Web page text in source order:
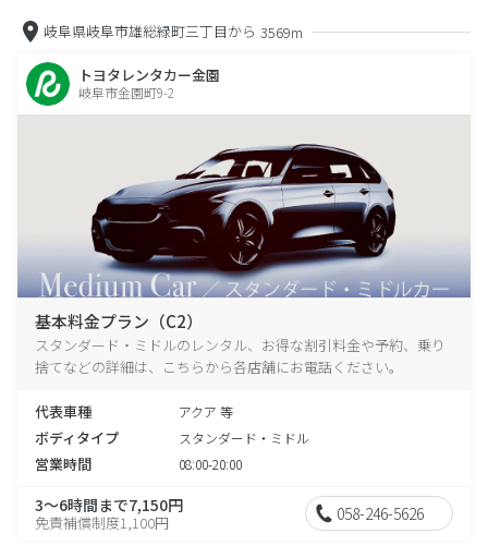
岐阜県岐阜市雄総緑町三丁目から 3569m
トヨタレンタカー金園
岐阜市金園町9-2
基本料金プラン（C2）
スタンダード・ミドルのレンタル、お得な割引料金や予約、乗り
捨てなどの詳細は、こちらから各店舗にお電話ください。
代表車種 アクア 等
ボディタイプ スタンダード・ミドル
営業時間 08:00-20:00
3～6時間まで7,150円
免責補償制度1,100円 058-246-5626